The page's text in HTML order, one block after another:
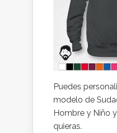
Puedes
modelo de
Hombre y Niño
quieras.